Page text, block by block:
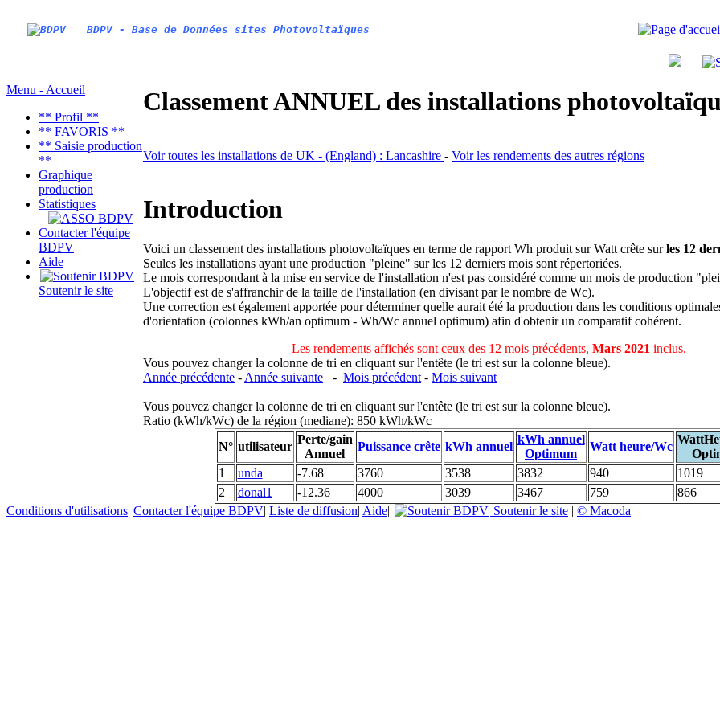
BDPV - Base de Données sites Photovoltaïques
Menu - Accueil
** Profil **
** FAVORIS **
** Saisie production
**
Graphique
production
Statistiques
Contacter l'équipe
BDPV
Aide
Soutenir le site
Classement ANNUEL des installations
Voir toutes les installations de UK - (England) : Lancashire - Voir les rendements des autres régions
Introduction
Voici un classement des installations photovoltaïques en terme de rapport Wh produit sur Watt crête surles 12
Seules les installations ayant une production "pleine" sur les 12 derniers mois sont répertoriées.
Le mois correspondant à la mise en service de l'installation n'est pas considéré comme un mois de production
L'objectif est de s'affranchir de la taille de l'installation (en divisant par le nombre de Wc).
Une correction est également apportée pour déterminer quelle aurait été la production dans les conditions
d'orientation (colonnes kWh/an optimum - Wh/Wc annuel optimum) afin d'obtenir un comparatif cohérent.
Les rendements affichés sont ceux des 12 mois précédents, Mars 2021 inclus.
Vous pouvez changer la colonne de tri en cliquant sur l'entête (le tri est sur la colonne bleue).
Année précédente - Année suivante - Mois précédent - Mois suivant
Vous pouvez changer la colonne de tri en cliquant sur l'entête (le tri est sur la colonne bleue).
Ratio (kWh/kWc) de la région (mediane): 850 kWh/kWc
N° utilisateur
Perte/gain
Annuel
Puissance crête kWh annuel
kWh annuel
Optimum
Watt heure/Wc
1
unda -7.68 3760 3538 3832 940
1019
2
donal1 -12.36 4000 3039 3467 759
866
Conditions d'utilisations| Contacter l'équipe BDPV| Liste de diffusion| Aide| Soutenir le site | © Macoda